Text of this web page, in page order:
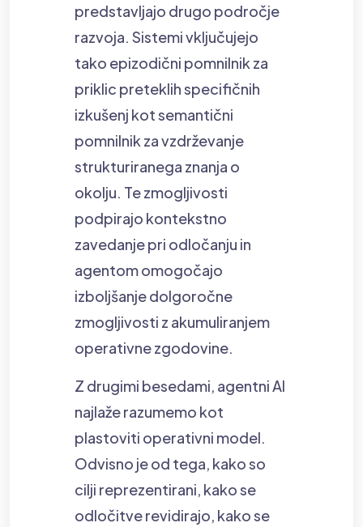
predstavljajo drugo področje
razvoja. Sistemi vključujejo
tako epizodični pomnilnik za
priklic preteklih specifičnih
izkušenj kot semantični
pomnilnik za vzdrževanje
strukturiranega znanja o
okolju. Te zmogljivosti
podpirajo kontekstno
zavedanje pri odločanju in
agentom omogočajo
izboljšanje dolgoročne
zmogljivosti z akumuliranjem
operativne zgodovine.
Z drugimi besedami, agentni AI
najlaže razumemo kot
plastoviti operativni model.
Odvisno je od tega, kako so
cilji reprezentirani, kako se
odločitve revidirajo, kako se